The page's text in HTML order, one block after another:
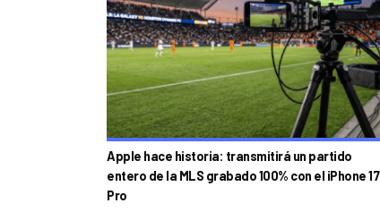
Apple hace historia: transmitirá un partido
entero de la MLS grabado 100% con el iPhone 17
Pro